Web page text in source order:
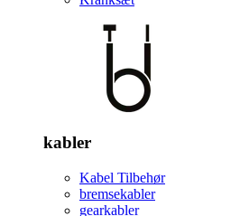
kabler
Kabel Tilbehør
bremsekabler
gearkabler